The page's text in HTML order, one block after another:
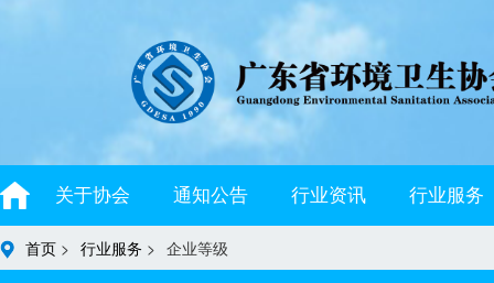
关于协会 通知公告 行业资讯 行业服务
首页 > 行业服务 > 企业等级